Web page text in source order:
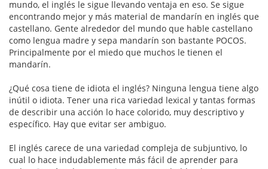
mundo, el inglés le sigue llevando ventaja en eso. Se sigue
encontrando mejor y más material de mandarín en inglés que
castellano. Gente alrededor del mundo que hable castellano
como lengua madre y sepa mandarín son bastante POCOS.
Principalmente por el miedo que muchos le tienen el
mandarín.
¿Qué cosa tiene de idiota el inglés? Ninguna lengua tiene algo
inútil o idiota. Tener una rica variedad lexical y tantas formas
de describir una acción lo hace colorido, muy descriptivo y
específico. Hay que evitar ser ambiguo.
El inglés carece de una variedad compleja de subjuntivo, lo
cual lo hace indudablemente más fácil de aprender para